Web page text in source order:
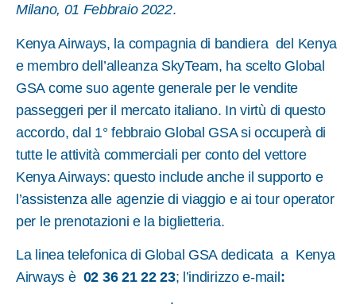
Milano, 01 Febbraio 2022.
Kenya Airways, la compagnia di bandiera del Kenya
e membro dell’alleanza SkyTeam, ha scelto Global
GSA come suo agente generale per le vendite
passeggeri per il mercato italiano. In virtù di questo
accordo, dal 1° febbraio Global GSA si occuperà di
tutte le attività commerciali per conto del vettore
Kenya Airways: questo include anche il supporto e
l’assistenza alle agenzie di viaggio e ai tour operator
per le prenotazioni e la biglietteria.
La linea telefonica di Global GSA dedicata a Kenya
Airways è 02 36 21 22 23; l’indirizzo e-mail:
.